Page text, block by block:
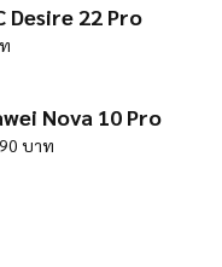
Desire 22 Pro
Nova 10 Pro
บาท